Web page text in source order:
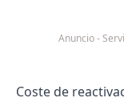
Anuncio -
Coste de